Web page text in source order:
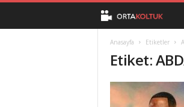
t
a
Anasayfa Etiketler
Etiket: